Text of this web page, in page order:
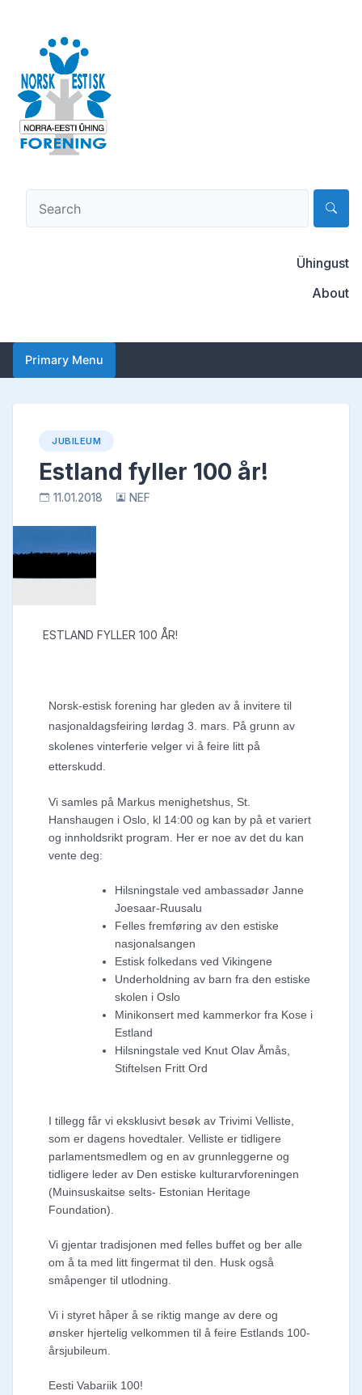
content
Norsk-estisk forening
Ühingust
About
Primary Menu
JUBILEUM
Estland fyller 100 år!
11.01.2018 NEF
ESTLAND FYLLER 100 ÅR!
Norsk-estisk forening har gleden av å invitere til
nasjonaldagsfeiring lørdag 3. mars. På grunn av
skolenes vinterferie velger vi å feire litt på
etterskudd.
Vi samles på Markus menighetshus, St.
Hanshaugen i Oslo, kl 14:00 og kan by på et variert
og innholdsrikt program. Her er noe av det du kan
vente deg:
Hilsningstale ved ambassadør Janne
Joesaar-Ruusalu
Felles fremføring av den estiske
nasjonalsangen
Estisk folkedans ved Vikingene
Underholdning av barn fra den estiske
skolen i Oslo
Minikonsert med kammerkor fra Kose i
Estland
Hilsningstale ved Knut Olav Åmås,
Stiftelsen Fritt Ord
I tillegg får vi eksklusivt besøk av Trivimi Velliste,
som er dagens hovedtaler. Velliste er tidligere
parlamentsmedlem og en av grunnleggerne og
tidligere leder av Den estiske kulturarvforeningen
(Muinsuskaitse selts- Estonian Heritage
Foundation).
Vi gjentar tradisjonen med felles buffet og ber alle
om å ta med litt fingermat til den. Husk også
småpenger til utlodning.
Vi i styret håper å se riktig mange av dere og
ønsker hjertelig velkommen til å feire Estlands 100-
årsjubileum.
Eesti Vabariik 100!